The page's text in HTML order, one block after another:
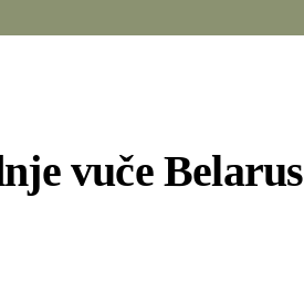
vuče Belarus